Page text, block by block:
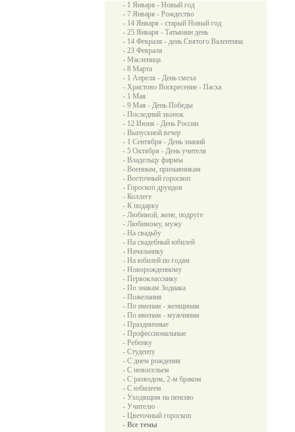
- 1 Января - Новый год
- 7 Января - Рождество
- 14 Января - старый Новый год
- 25 Января - Татьянин день
- 14 Февраля - день Святого Валентина
- 23 Февраля
- Масленица
- 8 Марта
- 1 Апреля - День смеха
- Христово Воскресение - Пасха
- 1 Мая
- 9 Мая - День Победы
- Последний звонок
- 12 Июня - День России
- Выпускной вечер
- 1 Сентября - День знаний
- 5 Октября - День учителя
- Владельцу фирмы
- Военным, призывникам
- Восточный гороскоп
- Гороскоп друидов
- Коллеге
- К подарку
- Любимой, жене, подруге
- Любимому, мужу
- На свадьбу
- На свадебный юбилей
- Начальнику
- На юбилей по годам
- Новорожденному
- Первокласснику
- По знакам Зодиака
- Пожелания
- По именам - женщинам
- По именам - мужчинам
- Праздничные
- Профессиональные
- Ребенку
- Студенту
- С днем рождения
- С новосельем
- С разводом, 2-м браком
- С юбилеем
- Уходящим на пенсию
- Учителю
- Цветочный гороскоп
- Все темы